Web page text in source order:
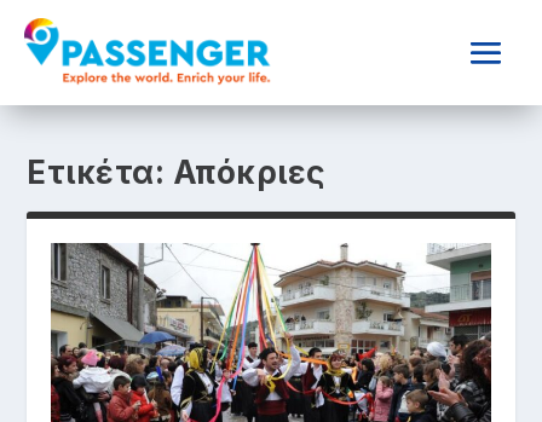
Ετικέτα: Απόκριες